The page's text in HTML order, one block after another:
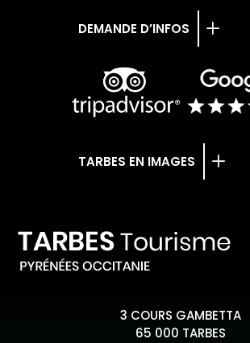
DEMANDE D’INFOS
TARBES EN IMAGES
3 COURS GAMBETTA
65 000 TARBES